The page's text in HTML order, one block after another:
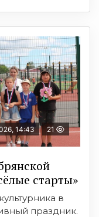
14:43 21
старты»
в
праздник.